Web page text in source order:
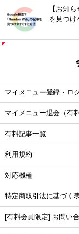
【お知
を見つけ
マイメニュー登録・ロ
マイメニュー退会（有
有料記事一覧
利用規約
対応機種
特定商取引法に基づく
[有料会員限定] お問い